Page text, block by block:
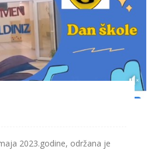
2023.godine, održana je